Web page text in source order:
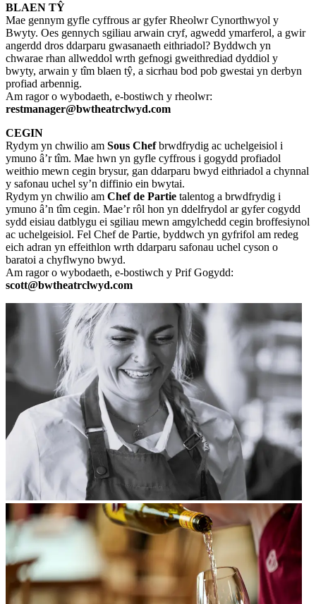
BLAEN TŶ
Mae gennym gyfle cyffrous ar gyfer Rheolwr Cynorthwyol y
Bwyty. Oes gennych sgiliau arwain cryf, agwedd ymarferol, a gwir
angerdd dros ddarparu gwasanaeth eithriadol? Byddwch yn
chwarae rhan allweddol wrth gefnogi gweithrediad dyddiol y
bwyty, arwain y tîm blaen tŷ, a sicrhau bod pob gwestai yn derbyn
profiad arbennig.
Am ragor o wybodaeth, e-bostiwch y rheolwr:
restmanager@bwtheatrclwyd.com
CEGIN
Rydym yn chwilio am Sous Chefbrwdfrydig ac uchelgeisiol i
ymuno â’r tîm. Mae hwn yn gyfle cyffrous i gogydd profiadol
weithio mewn cegin brysur, gan ddarparu bwyd eithriadol a chynnal
y safonau uchel sy’n diffinio ein bwytai.
Rydym yn chwilio am Chef de Partie talentog a brwdfrydig i
ymuno â’n tîm cegin. Mae’r rôl hon yn ddelfrydol ar gyfer cogydd
sydd eisiau datblygu ei sgiliau mewn amgylchedd cegin broffesiynol
ac uchelgeisiol. Fel Chef de Partie, byddwch yn gyfrifol am redeg
eich adran yn effeithlon wrth ddarparu safonau uchel cyson o
baratoi a chyflwyno bwyd.
Am ragor o wybodaeth, e-bostiwch y Prif Gogydd:
scott@bwtheatrclwyd.com